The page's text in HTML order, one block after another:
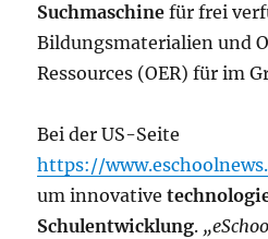
Suchmaschine für frei
Bildungsmaterialien und
Ressources (OER) für im
Bei der US-Seite
https://
um innovative
Schulentwicklung.